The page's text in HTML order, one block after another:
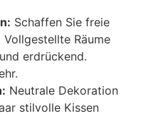
Schaffen Sie freie
Vollgestellte Räume
erdrückend.
Neutrale Dekoration
stilvolle Kissen